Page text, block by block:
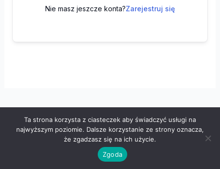
Nie masz jeszcze konta?Zarejestruj się
Wszelkie prawa zastrzeżone © 2026 "100 z matematyki" -
Polityka prywatności- Regulamin
Ta strona korzysta z ciasteczek aby świadczyć usługi na
najwyższym poziomie. Dalsze korzystanie ze strony oznacza,
że zgadzasz się na ich użycie.
Zgoda